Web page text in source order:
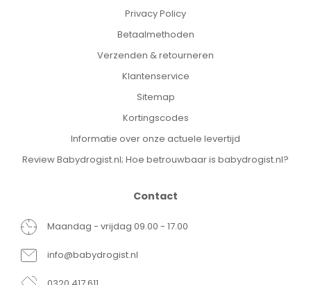
Privacy Policy
Betaalmethoden
Verzenden & retourneren
Klantenservice
Sitemap
Kortingscodes
Informatie over onze actuele levertijd
Review Babydrogist.nl; Hoe betrouwbaar is babydrogist.nl?
Contact
Maandag - vrijdag 09.00 - 17.00
info@babydrogist.nl